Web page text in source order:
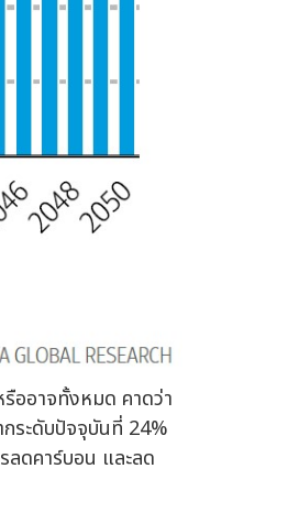
ออาจทั้งหมด คาดว่า
กระดับปัจจุบันที่ 24%
ลดคาร์บอน และลด